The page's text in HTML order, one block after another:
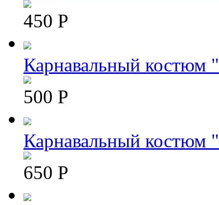
450 Р
Карнавальный костюм
500 Р
Карнавальный костюм
650 Р